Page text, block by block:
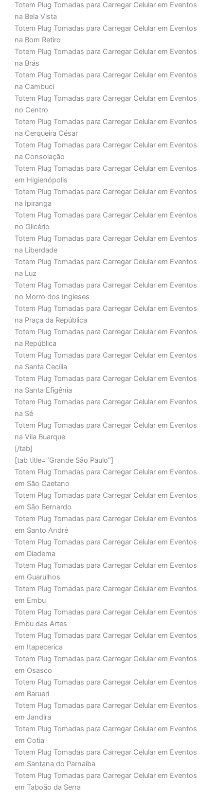
Totem Plug Tomadas para Carregar Celular em Eventos
na Bela Vista
Totem Plug Tomadas para Carregar Celular em Eventos
na Bom Retiro
Totem Plug Tomadas para Carregar Celular em Eventos
na Brás
Totem Plug Tomadas para Carregar Celular em Eventos
na Cambuci
Totem Plug Tomadas para Carregar Celular em Eventos
no Centro
Totem Plug Tomadas para Carregar Celular em Eventos
na Cerqueira César
Totem Plug Tomadas para Carregar Celular em Eventos
na Consolação
Totem Plug Tomadas para Carregar Celular em Eventos
em Higienópolis
Totem Plug Tomadas para Carregar Celular em Eventos
na Ipiranga
Totem Plug Tomadas para Carregar Celular em Eventos
no Glicério
Totem Plug Tomadas para Carregar Celular em Eventos
na Liberdade
Totem Plug Tomadas para Carregar Celular em Eventos
na Luz
Totem Plug Tomadas para Carregar Celular em Eventos
no Morro dos Ingleses
Totem Plug Tomadas para Carregar Celular em Eventos
na Praça da República
Totem Plug Tomadas para Carregar Celular em Eventos
na República
Totem Plug Tomadas para Carregar Celular em Eventos
na Santa Cecília
Totem Plug Tomadas para Carregar Celular em Eventos
na Santa Efigênia
Totem Plug Tomadas para Carregar Celular em Eventos
na Sé
Totem Plug Tomadas para Carregar Celular em Eventos
na Vila Buarque
[/tab]
[tab title=”Grande São Paulo”]
Totem Plug Tomadas para Carregar Celular em Eventos
em São Caetano
Totem Plug Tomadas para Carregar Celular em Eventos
em São Bernardo
Totem Plug Tomadas para Carregar Celular em Eventos
em Santo André
Totem Plug Tomadas para Carregar Celular em Eventos
em Diadema
Totem Plug Tomadas para Carregar Celular em Eventos
em Guarulhos
Totem Plug Tomadas para Carregar Celular em Eventos
em Embu
Totem Plug Tomadas para Carregar Celular em Eventos
Embu das Artes
Totem Plug Tomadas para Carregar Celular em Eventos
em Itapecerica
Totem Plug Tomadas para Carregar Celular em Eventos
em Osasco
Totem Plug Tomadas para Carregar Celular em Eventos
em Barueri
Totem Plug Tomadas para Carregar Celular em Eventos
em Jandira
Totem Plug Tomadas para Carregar Celular em Eventos
em Cotia
Totem Plug Tomadas para Carregar Celular em Eventos
em Santana do Parnaíba
Totem Plug Tomadas para Carregar Celular em Eventos
em Taboão da Serra